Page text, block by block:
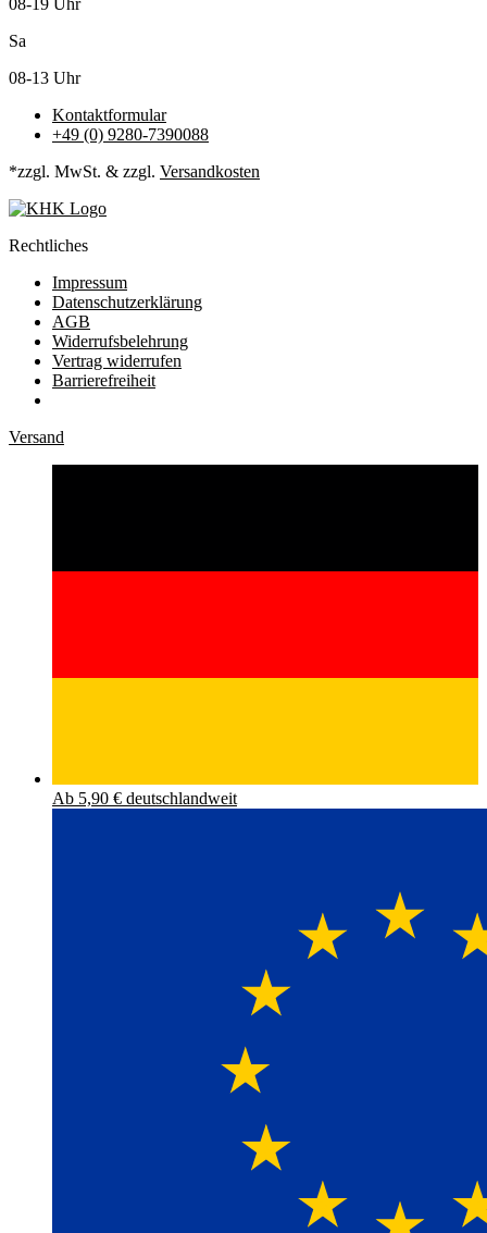
08-19 Uhr
Sa
08-13 Uhr
Kontaktformular
+49 (0) 9280-7390088
*zzgl. MwSt. & zzgl. Versandkosten
Rechtliches
Impressum
Datenschutzerklärung
AGB
Widerrufsbelehrung
Vertrag widerrufen
Barrierefreiheit
Versand
Ab 5,90 € deutschlandweit